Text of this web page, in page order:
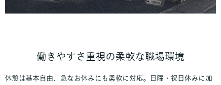
働きやすさ重視の柔軟な職場環境
休憩は基本自由、急なお休みにも柔軟に対応。日曜・祝日休みに加